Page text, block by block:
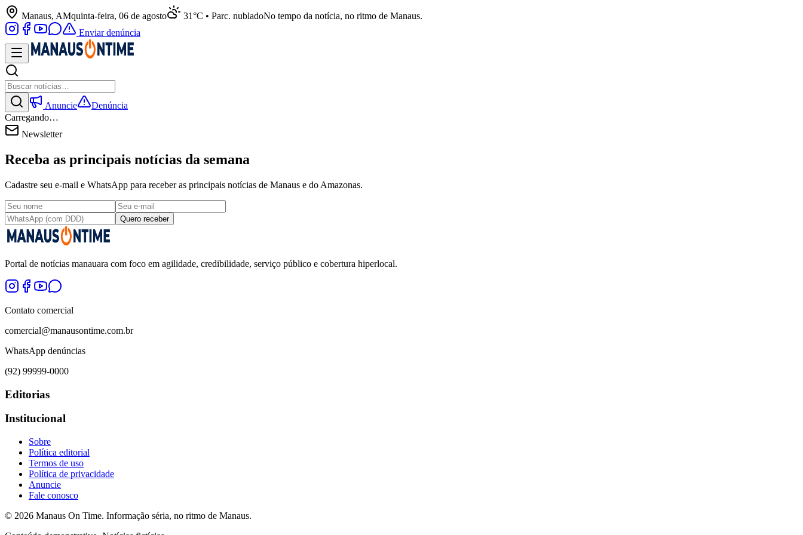
Manaus, AMquinta-feira, 06 de agosto 31°C • Parc. nubladoNo tempo da notícia, no ritmo de Manaus.
Enviar denúncia
Anuncie
Denúncia
Carregando…
Newsletter
Receba as principais notícias da semana
Cadastre seu e-mail e WhatsApp para receber as principais notícias de Manaus e do Amazonas.
Quero receber
Portal de notícias manauara com foco em agilidade, credibilidade, serviço público e cobertura hiperlocal.
Contato comercial
comercial@manausontime.com.br
WhatsApp denúncias
(92) 99999-0000
Editorias
Institucional
Sobre
Política editorial
Termos de uso
Política de privacidade
Anuncie
Fale conosco
© 2026 Manaus On Time. Informação séria, no ritmo de Manaus.